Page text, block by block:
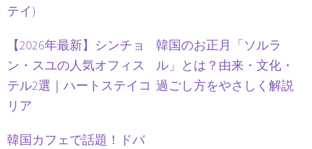
テイ)
【2026年最新】シンチョ
ン・スユの人気オフィス
テル2選｜ハートステイコ
リア
韓国のお正月「ソルラ
ル」とは？由来・文化・
過ごし方をやさしく解説
韓国カフェで話題！ドバ